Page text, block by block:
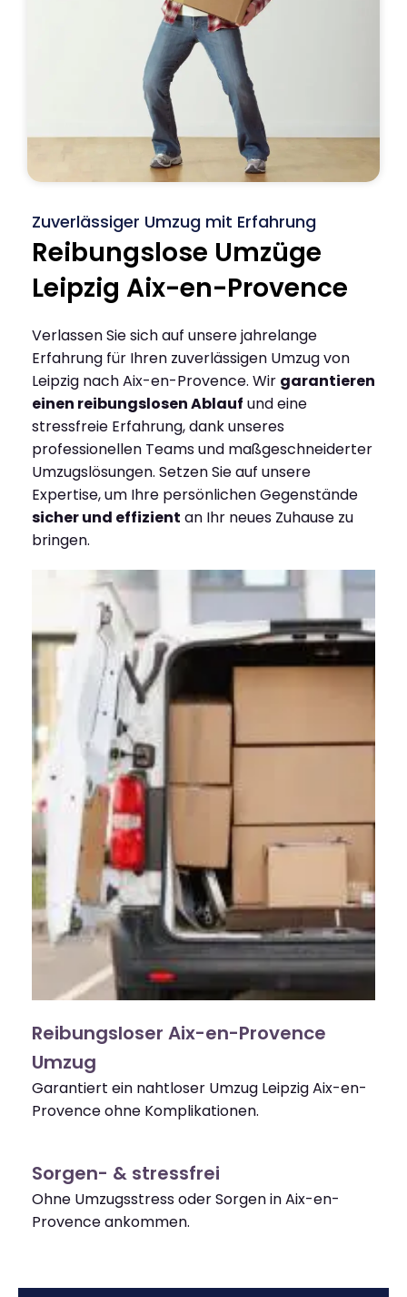
Zuverlässiger Umzug mit Erfahrung
Reibungslose Umzüge
Leipzig Aix-en-Provence
Verlassen Sie sich auf unsere jahrelange
Erfahrung für Ihren zuverlässigen Umzug von
Leipzig nach Aix-en-Provence. Wir garantieren
einen reibungslosen Ablauf und eine
stressfreie Erfahrung, dank unseres
professionellen Teams und maßgeschneiderter
Umzugslösungen. Setzen Sie auf unsere
Expertise, um Ihre persönlichen Gegenstände
sicher und effizient an Ihr neues Zuhause zu
bringen.
Reibungsloser Aix-en-Provence
Umzug
Garantiert ein nahtloser Umzug Leipzig Aix-en-
Provence ohne Komplikationen.
Sorgen- & stressfrei
Ohne Umzugsstress oder Sorgen in Aix-en-
Provence ankommen.